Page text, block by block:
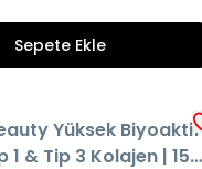
Sepete Ekle
Yüksek Biyoaktif
& Tip 3 Kolajen | 15